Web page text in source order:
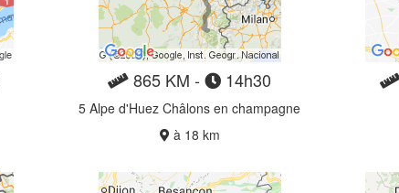
865 KM - 14h30
5 Alpe d'Huez Châlons en champagne
à 18 km